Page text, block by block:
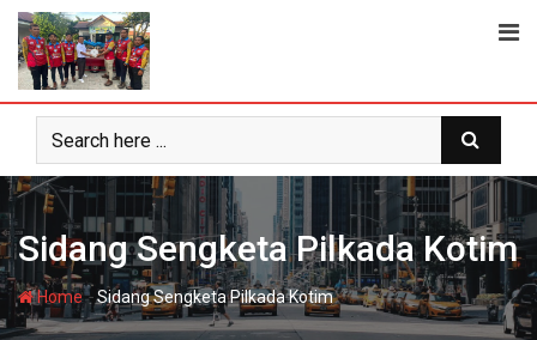
Skip
content
Sidang Sengketa Pilkada Kotim
Home-Sidang Sengketa Pilkada Kotim